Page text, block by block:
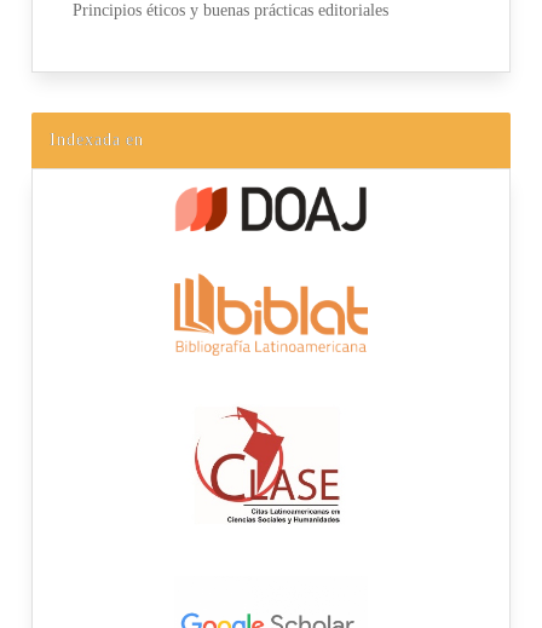
Principios éticos y buenas prácticas editoriales
Indexada en